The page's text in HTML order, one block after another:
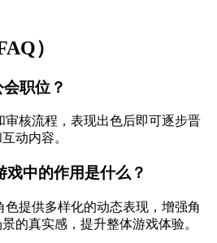
）
职位？
审核流程，表现出色后即可逐步晋
动内容。
戏中的作用是什么？
色提供多样化的动态表现，增强角
的真实感，提升整体游戏体验。